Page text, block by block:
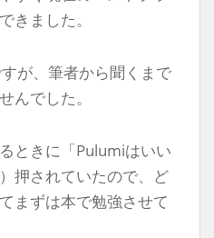
きました。
が、筆者から聞くまで
んでした。
ときに「Pulumiはいい
押されていたので、ど
まずは本で勉強させて